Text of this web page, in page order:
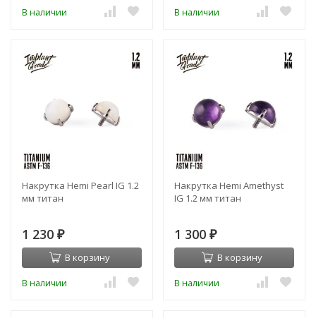
В наличии В наличии
Накрутка Hemi Pearl IG 1.2
мм титан
1 230 ₽
В корзину
В наличии
Накрутка Hemi Amethyst
IG 1.2 мм титан
1 300 ₽
В корзину
В наличии